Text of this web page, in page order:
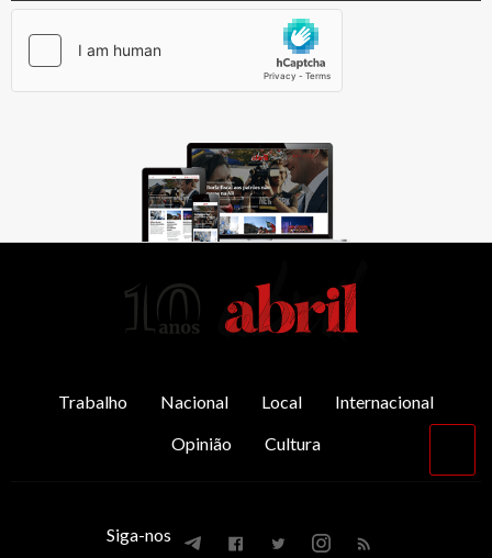
Trabalho Nacional Local
Internacional
Opinião
Cultura
Siga-nos